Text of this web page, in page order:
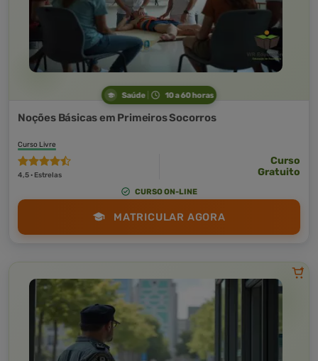
Saúde 10 a 60 horas
Noções Básicas em Primeiros Socorros
Curso Livre
4,5 · Estrelas
Curso
Gratuito
CURSO ON-LINE
MATRICULAR AGORA